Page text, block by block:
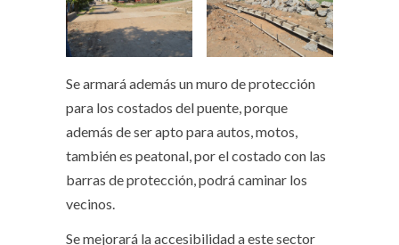
Se armará además un muro de protección
para los costados del puente, porque
además de ser apto para autos, motos,
también es peatonal, por el costado con las
barras de protección, podrá caminar los
vecinos.
Se mejorará la accesibilidad a este sector